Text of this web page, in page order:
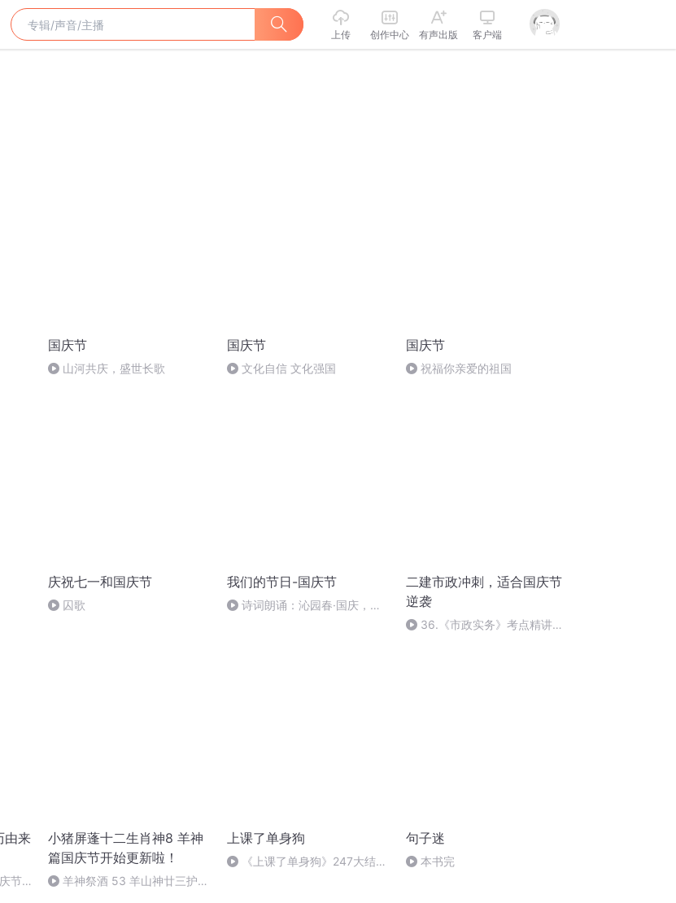
上传 创作中心 有声出版 客户端
国庆节
山河共庆，盛世长歌
国庆节
文化自信 文化强国
国庆节
祝福你亲爱的祖国
庆祝七一和国庆节
囚歌
我们的节日-国庆节
诗词朗诵：沁园春·国庆，朗
二建市政冲刺，适合国庆节
逆袭
36.《市政实务》考点精讲第
由来
节-
小猪屏蓬十二生肖神8 羊神
篇国庆节开始更新啦！
羊神祭酒 53 羊山神廿三护祭
上课了单身狗
《上课了单身狗》247大结局
句子迷
本书完